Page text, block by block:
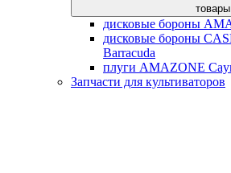
товары
дисковые бороны
дисковые бороны
Barracuda
плуги AMAZONE
Запчасти для культиваторов